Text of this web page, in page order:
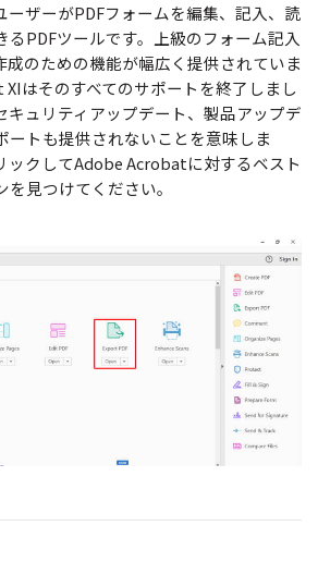
ザーがPDFフォームを編集、記入、読
るPDFツールです。上級のフォーム記入
成のための機能が幅広く提供されていま
はそのすべてのサポートを終了しまし
キュリティアップデート、製品アップデ
ートも提供されないことを意味しま
ックしてAdobe Acrobatに対するベスト
見つけてください。